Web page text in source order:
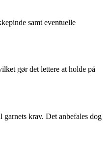
samt eventuelle
gør det lettere at holde på
krav. Det anbefales dog